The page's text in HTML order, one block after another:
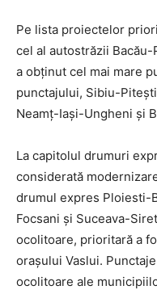
Pe lista proiectelor
cel al autostrăzii Bacău-
a obţinut cel mai mare
punctajului, Sibiu-
Neamţ-Iaşi-Ungheni şi
La capitolul drumuri
considerată
drumul expres Ploiesti-
Focsani şi Suceava-
ocolitoare, prioritară a
oraşului Vaslui.
ocolitoare ale